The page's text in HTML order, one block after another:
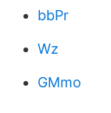
bbPr
Wz
GMmo